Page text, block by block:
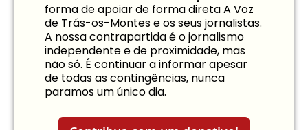
forma de apoiar de forma direta A Voz
de Trás-os-Montes e os seus jornalistas.
A nossa contrapartida é o jornalismo
independente e de proximidade, mas
não só. É continuar a informar apesar
de todas as contingências, nunca
paramos um único dia.